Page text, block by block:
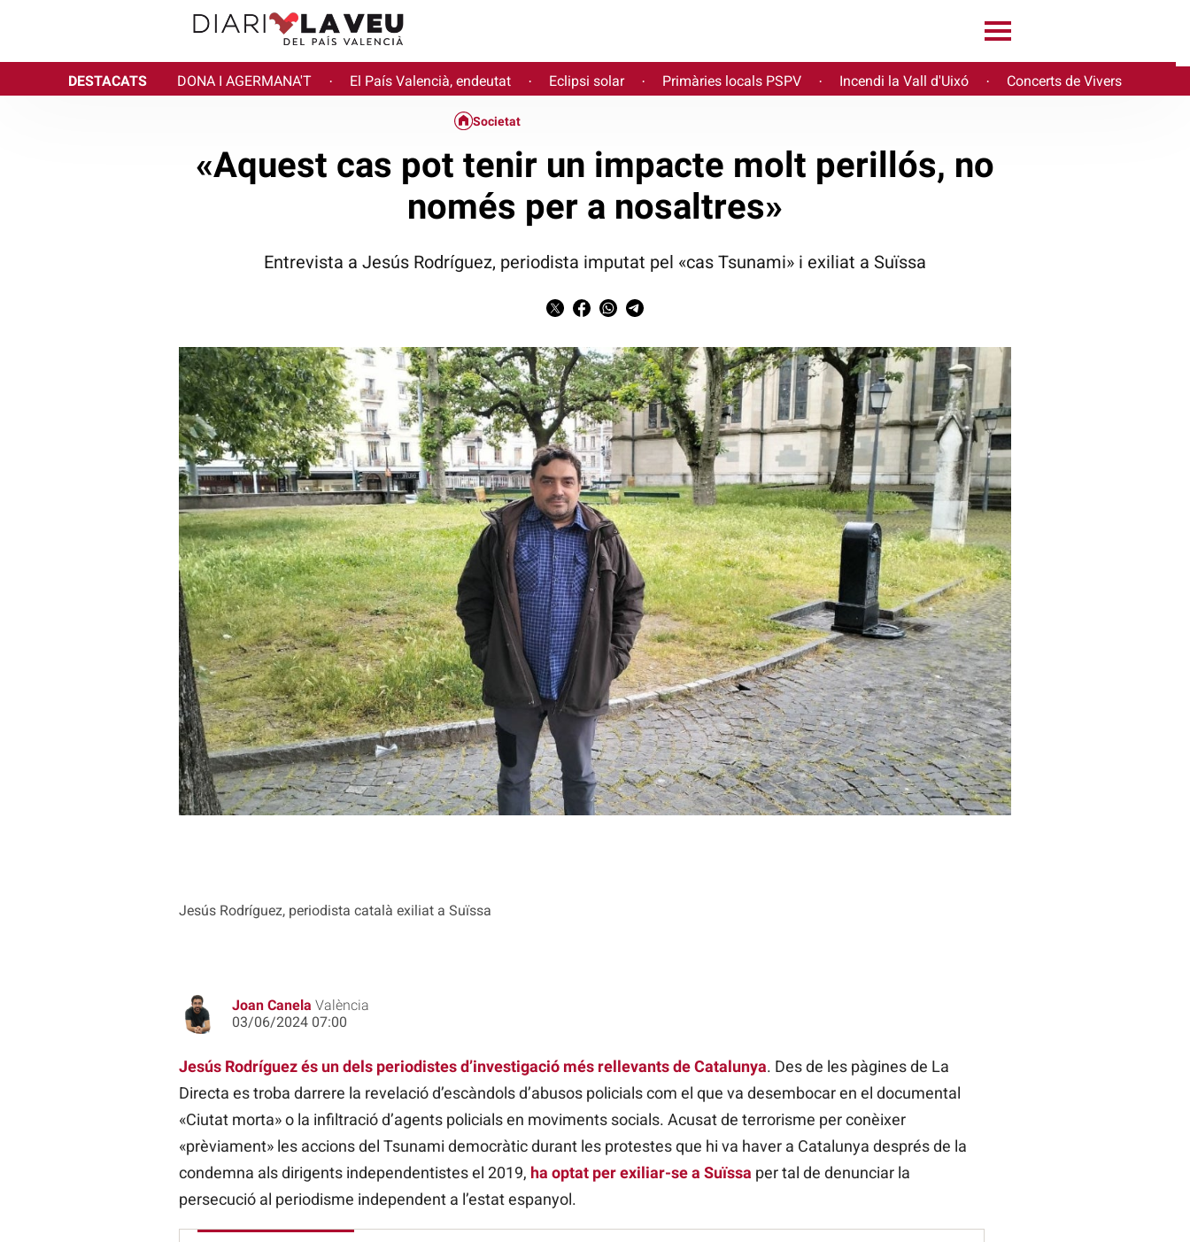
DESTACATS DONA I AGERMANA'T · El País Valencià, endeutat · Eclipsi solar · Primàries locals PSPV · Incendi la Vall d'Uixó · Concerts de Vivers
Jesús Rodríguez, periodista català exiliat a Suïssa
Societat
«Aquest cas pot tenir un impacte molt perillós, no
només per a nosaltres»
Entrevista a Jesús Rodríguez, periodista imputat pel «cas Tsunami» i exiliat a Suïssa
Joan Canela València
03/06/2024 07:00
Jesús Rodríguez és un dels periodistes d’investigació més rellevants de Catalunya. Des de les pàgines de La
Directa es troba darrere la revelació d’escàndols d’abusos policials com el que va desembocar en el documental
«Ciutat morta» o la infiltració d’agents policials en moviments socials. Acusat de terrorisme per conèixer
«prèviament» les accions del Tsunami democràtic durant les protestes que hi va haver a Catalunya després de la
condemna als dirigents independentistes el 2019, ha optat per exiliar-se a Suïssa per tal de denunciar la
persecució al periodisme independent a l’estat espanyol.